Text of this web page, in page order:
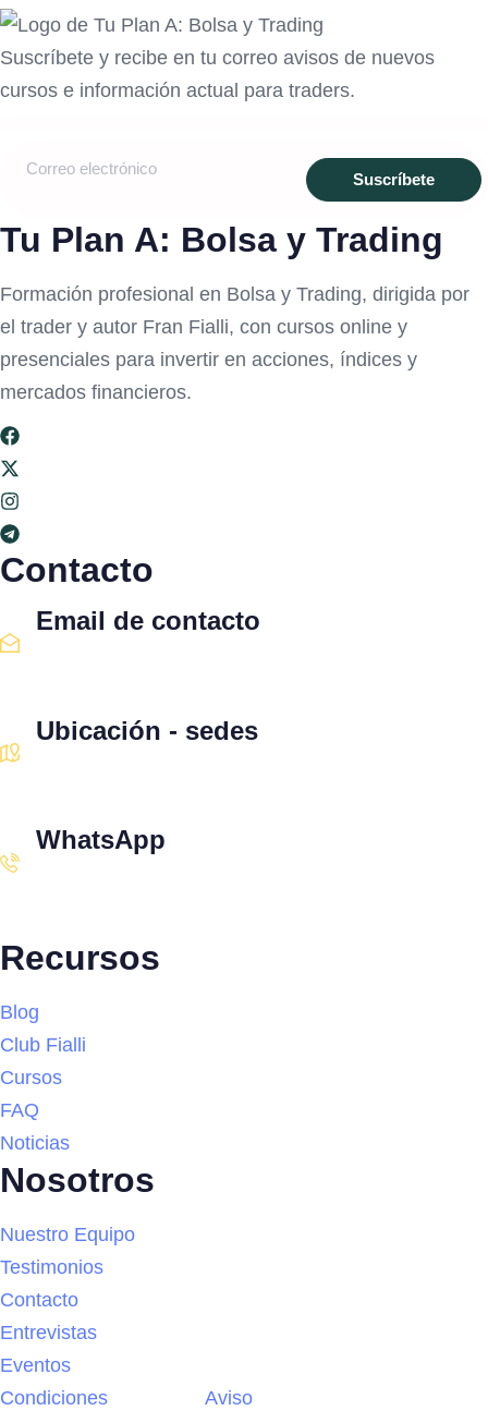
Suscríbete y recibe en tu correo avisos de nuevos
cursos e información actual para traders.
Tu Plan A: Bolsa y Trading
Formación profesional en Bolsa y Trading, dirigida por
el trader y autor Fran Fialli, con cursos online y
presenciales para invertir en acciones, índices y
mercados financieros.
Contacto
Email de contacto
Ubicación - sedes
WhatsApp
Recursos
Blog
Club Fialli
Cursos
FAQ
Noticias
Nosotros
Nuestro Equipo
Testimonios
Contacto
Entrevistas
Eventos
Condiciones
Aviso